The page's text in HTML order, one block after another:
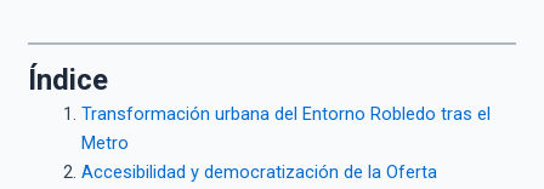
Índice
Transformación urbana del Entorno Robledo tras el
Metro
Accesibilidad y democratización de la Oferta